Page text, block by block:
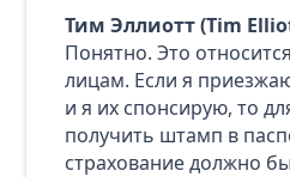
Тим Эллиотт (Tim
Понятно. Это
лицам. Если я
и я их спонсирую, то
получить штамп в
страхование должно